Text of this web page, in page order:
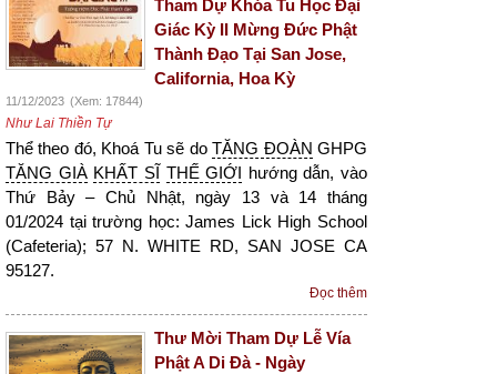
Tham Dự Khóa Tu Học Đại
Giác Kỳ II Mừng Đức Phật
Thành Đạo Tại San Jose,
California, Hoa Kỳ
11/12/2023 (Xem: 17844)
Như Lai Thiền Tự
Thể theo đó, Khoá Tu sẽ doTĂNG ĐOÀN GHPG
TĂNG GIÀ KHẤT SĨ THẾ GIỚI hướng dẫn, vào
Thứ Bảy – Chủ Nhật, ngày 13 và 14 tháng
01/2024 tại trường học: James Lick High School
(Cafeteria); 57 N. WHITE RD, SAN JOSE CA
95127.
Đọc thêm
Thư Mời Tham Dự Lễ Vía
Phật A Di Đà - Ngày